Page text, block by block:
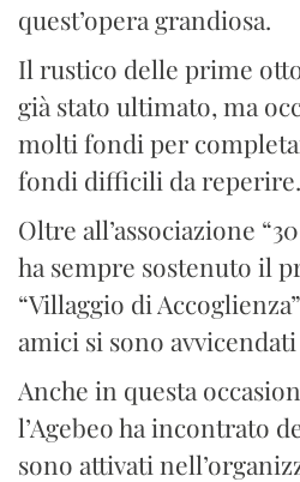
quest’opera grandiosa.
Il rustico delle prime
già stato ultimato, ma
molti fondi per
fondi difficili da reperire.
Oltre all’associazione
ha sempre sostenuto il
“Villaggio di
amici si sono
Anche in questa
l’Agebeo ha incontrato
sono attivati